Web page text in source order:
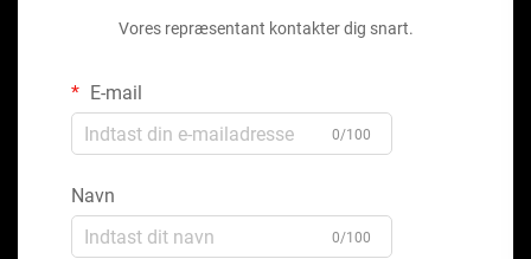
Vores repræsentant kontakter dig snart.
E-mail
0/100
Navn
0/100